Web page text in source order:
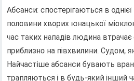
Абсанси: спостерігаються в
половини хворих юнацької
час таких нападів людина втрачає
приблизно на півхвилини. Судом,
Найчастіше абсанси бувають
трапляються і в будь-який інший